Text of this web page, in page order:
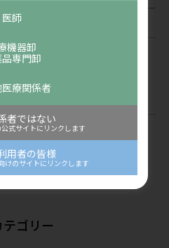
の営業についてのご案内 休業
年8月8日(土) ～8月16日(日)
情報サイト「ディアケア」
掲載「看護ケアにポケットエ
用しよう！」を公開しました
07/07
テゴリー
医師
機器卸
専門卸
療関係者
者ではない
式サイトにリンクします
用者の皆様
けのサイトにリンクします